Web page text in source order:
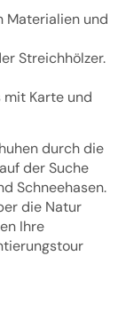
Materialien und
Streichhölzer.
Karte und
durch die
der Suche
Schneehasen.
die Natur
Ihre